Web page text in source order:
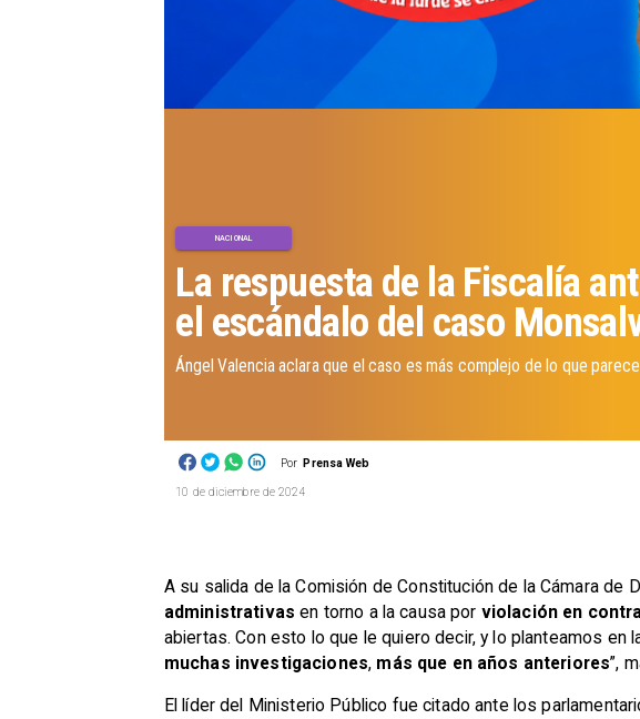
Por Prensa Web
La respuesta de la Fiscalía
el escándalo del caso
NACIONAL
Ángel Valencia aclara que el caso es más complejo de lo que
10 de diciembre de 2024
A su salida de la Comisión de Constitución de la Cámara de
administrativas en torno a la causa por violación en
abiertas. Con esto lo que le quiero decir, y lo planteamos
muchas investigaciones, más que en años anteriores”,
El líder del Ministerio Público fue citado ante los